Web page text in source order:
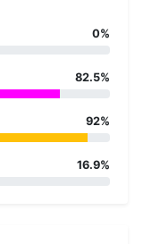
0%
82.5%
92%
16.9%